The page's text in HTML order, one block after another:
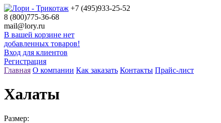
+7 (495)933-25-52
8 (800)775-36-68
mail@lory.ru
В вашей корзине нет
добавленных товаров!
Вход для клиентов
Регистрация
Главная О компании Как заказать Контакты Прайс-лист
Халаты
Размер: